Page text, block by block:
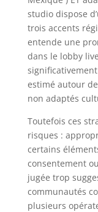
studio dispose
trois accents
entende une
dans le lobby
estimé autour
non adaptés
Toutefois ces
risques :
certains
consentement
jugée trop
communautés
plusieurs